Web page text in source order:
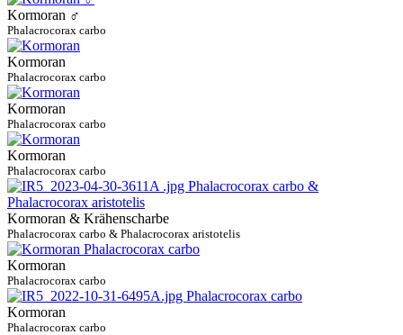
Kormoran ♂
Phalacrocorax carbo
Kormoran
Phalacrocorax carbo
Kormoran
Phalacrocorax carbo
Kormoran
Phalacrocorax carbo
Kormoran & Krähenscharbe
Phalacrocorax carbo & Phalacrocorax aristotelis
Kormoran
Phalacrocorax carbo
Kormoran
Phalacrocorax carbo